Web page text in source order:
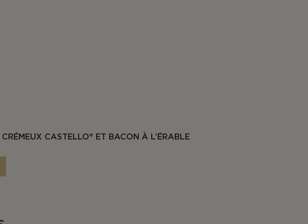
CASTELLO® ET BACON À L’ÉRABLE